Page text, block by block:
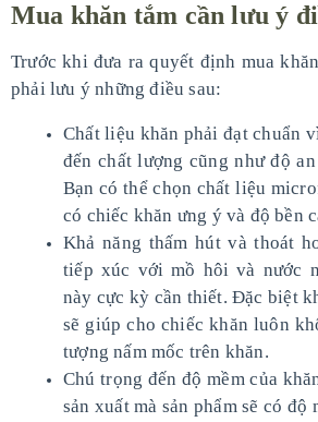
Mua khăn tắm cần lưu ý
Trước khi đưa ra quyết định mua
phải lưu ý những điều sau:
Chất liệu khăn phải đạt chuẩn
đến chất lượng cũng như độ
Bạn có thể chọn chất liệu
có chiếc khăn ưng ý và độ bền
Khả năng thấm hút và thoát
tiếp xúc với mồ hôi và nước
này cực kỳ cần thiết. Đặc biệt
sẽ giúp cho chiếc khăn luôn
tượng nấm mốc trên khăn.
Chú trọng đến độ mềm của
sản xuất mà sản phẩm sẽ có độ